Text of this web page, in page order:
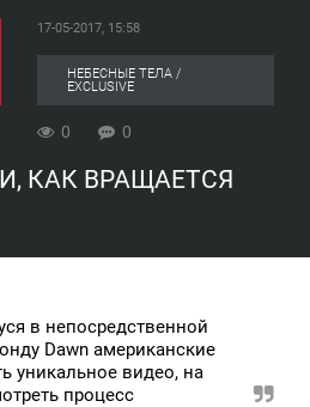
17-05-2017, 15:58
НЕБЕСНЫЕ ТЕЛА /
EXCLUSIVE
0 0
КАК ВРАЩАЕТСЯ
в непосредственной
Dawn американские
уникальное видео, на
процесс